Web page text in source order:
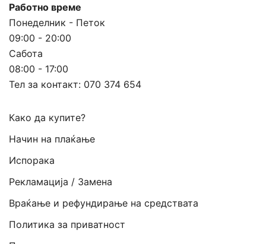
Работно време
Понеделник - Петок
09:00 - 20:00
Сабота
08:00 - 17:00
Тел за контакт: 070 374 654
Како да купите?
Начин на плаќање
Испорака
Рекламација / Замена
Враќање и рефундирање на средствата
Политика за приватност